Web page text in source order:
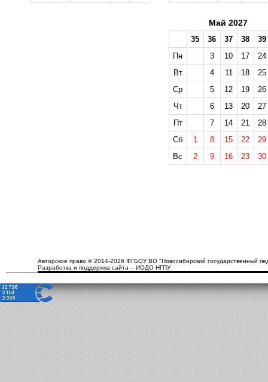
Май 2027
35 36 37 38
39
Пн
3 10 17
24
Вт
4 11 18
25
Ср
5 12 19
26
Чт
6 13 20
27
Пт
7 14 21
28
Сб
1 8 15 22
29
Вс
2 9 16 23 30
Авторское право © 2014-2026 ФГБОУ ВО "Новосибирский государственный
Разработка и поддержка сайта – ИОДО НГПУ